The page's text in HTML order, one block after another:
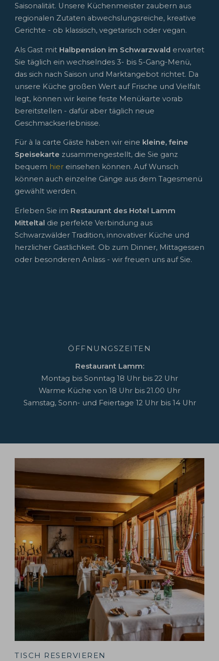
Saisonalität. Unsere Küchenmeister zaubern aus
regionalen Zutaten abwechslungsreiche, kreative
Gerichte - ob klassisch, vegetarisch oder vegan.
Als Gast mit Halbpension im Schwarzwald erwartet
Sie täglich ein wechselndes 3- bis 5-Gang-Menü,
das sich nach Saison und Marktangebot richtet. Da
unsere Küche großen Wert auf Frische und Vielfalt
legt, können wir keine feste Menükarte vorab
bereitstellen - dafür aber täglich neue
Geschmackserlebnisse.
Für à la carte Gäste haben wir eine kleine, feine
Speisekarte zusammengestellt, die Sie ganz
bequem hier einsehen können. Auf Wunsch
können auch einzelne Gänge aus dem Tagesmenü
gewählt werden.
Erleben Sie im Restaurant des Hotel Lamm
Mitteltal die perfekte Verbindung aus
Schwarzwälder Tradition, innovativer Küche und
herzlicher Gastlichkeit. Ob zum Dinner, Mittagessen
oder besonderen Anlass - wir freuen uns auf Sie.
ÖFFNUNGSZEITEN
Restaurant Lamm:
Montag bis Sonntag 18 Uhr bis 22 Uhr
Warme Küche von 18 Uhr bis 21.00 Uhr
Samstag, Sonn- und Feiertage 12 Uhr bis 14 Uhr
TISCH RESERVIEREN